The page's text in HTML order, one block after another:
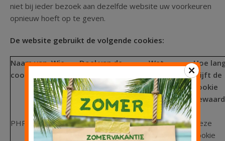
niet bij ieder bezoek aan dezelfde website uw voorkeuren
opnieuw hoeft op te geven.
De website gebruikt de volgende cookies:
Naam van
cookie
Wie
de
cookie?
Doel van de
Wat
gebeurt er
als u de
cookie
weigert?
Hoe
blijft de
cookie
PHPSESSIDWijzelf Deze cookie is
nodig om de
Bepaalde
onderdelen
Deze
cookie